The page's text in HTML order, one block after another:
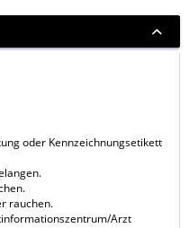
oder Kennzeichnungsetikett
rauchen.
Arzt